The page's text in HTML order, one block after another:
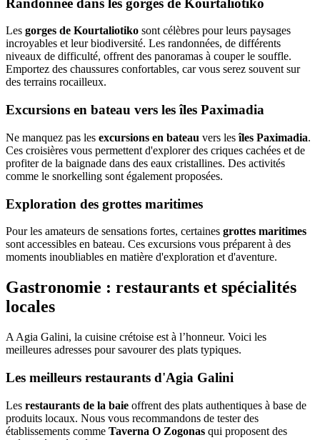
Les gorges de Kourtaliotiko sont célèbres pour leurs paysages
incroyables et leur biodiversité. Les randonnées, de différents
niveaux de difficulté, offrent des panoramas à couper le souffle.
Emportez des chaussures confortables, car vous serez souvent sur
des terrains rocailleux.
Excursions en bateau vers les îles Paximadia
Ne manquez pas les excursions en bateau vers lesîles Paximadia.
Ces croisières vous permettent d'explorer des criques cachées et de
profiter de la baignade dans des eaux cristallines. Des activités
comme le snorkelling sont également proposées.
Exploration des grottes maritimes
Pour les amateurs de sensations fortes, certaines grottes maritimes
sont accessibles en bateau. Ces excursions vous préparent à des
moments inoubliables en matière d'exploration et d'aventure.
Gastronomie : restaurants et spécialités
locales
A Agia Galini, la cuisine crétoise est à l’honneur. Voici les
meilleures adresses pour savourer des plats typiques.
Les meilleurs restaurants d'Agia Galini
Les restaurants de la baie offrent des plats authentiques à base de
produits locaux. Nous vous recommandons de tester des
établissements comme Taverna O Zogonas qui proposent des